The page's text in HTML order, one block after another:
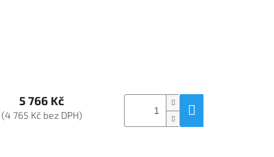
5 766 Kč
(4 765 Kč bez DPH)